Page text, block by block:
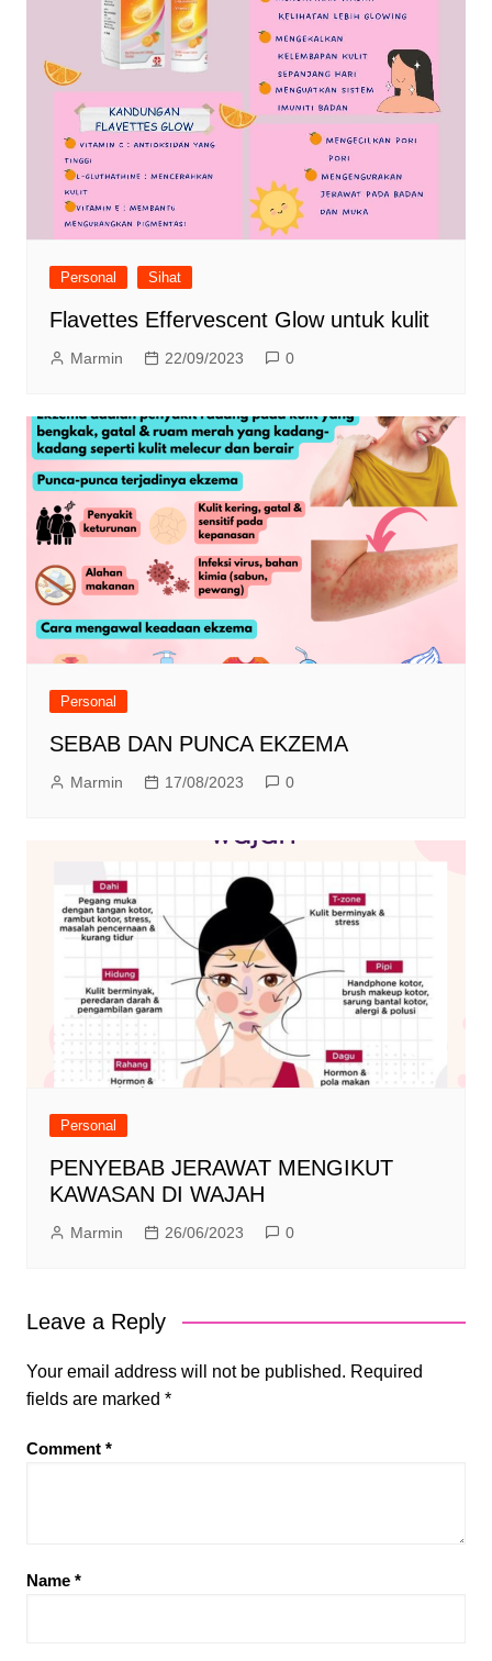
Personal Sihat
Flavettes Effervescent Glow untuk kulit
Marmin 22/09/2023 0
Personal
SEBAB DAN PUNCA EKZEMA
Marmin 17/08/2023 0
Personal
PENYEBAB JERAWAT MENGIKUT
KAWASAN DI WAJAH
Marmin 26/06/2023 0
Leave a Reply
Your email address will not be published. Required
fields are marked *
Comment *
Name *